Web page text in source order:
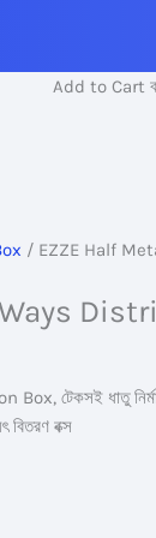
Add to Cart
/ EZZE Half
Ways
টেকসই ধাতু
বিতরণ বক্স